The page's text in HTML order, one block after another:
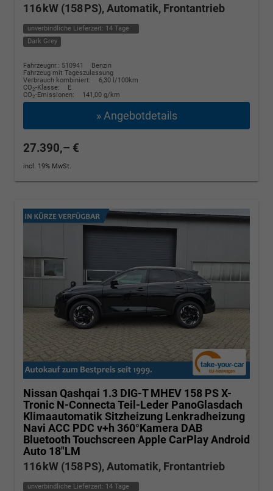
116 kW (158 PS), Automatik, Frontantrieb
unverbindliche Lieferzeit: 14 Tage
Dark Grey
Fahrzeugnr.: 510941
Benzin
Fahrzeug mit Tageszulassung
Verbrauch kombiniert:
6,30 l/100km
CO2-Klasse:
E
CO2-Emissionen: 141,00 g/km
» Angebotdetails
27.390,– €
incl. 19% MwSt.
Nissan Qashqai 1.3 DIG-T MHEV 158 PS X-
Tronic N-Connecta Teil-Leder PanoGlasdach
Klimaautomatik Sitzheizung Lenkradheizung
Navi ACC PDC v+h 360°Kamera DAB
Bluetooth Touchscreen Apple CarPlay Android
Auto 18"LM
116 kW (158 PS), Automatik, Frontantrieb
unverbindliche Lieferzeit: 14 Tage